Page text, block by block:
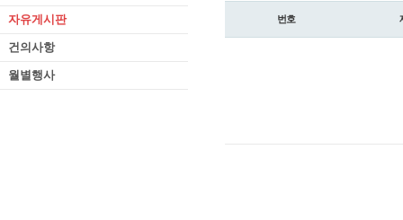
자유게시판
건의사항
월별행사
번호